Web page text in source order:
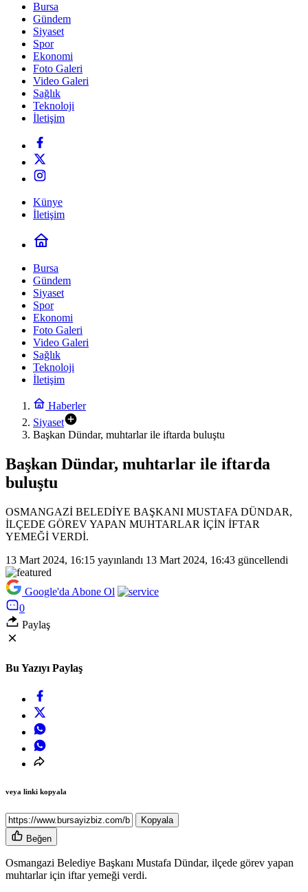
Bursa
Gündem
Siyaset
Spor
Ekonomi
Foto Galeri
Video Galeri
Sağlık
Teknoloji
İletişim
Künye
İletişim
Bursa
Gündem
Siyaset
Spor
Ekonomi
Foto Galeri
Video Galeri
Sağlık
Teknoloji
İletişim
Haberler
Siyaset
Başkan Dündar, muhtarlar ile iftarda buluştu
Başkan Dündar, muhtarlar ile iftarda
buluştu
OSMANGAZİ BELEDİYE BAŞKANI MUSTAFA DÜNDAR,
İLÇEDE GÖREV YAPAN MUHTARLAR İÇİN İFTAR
YEMEĞİ VERDİ.
13 Mart 2024, 16:15 yayınlandı 13 Mart 2024, 16:43 güncellendi
Google'da Abone Ol
0
Paylaş
Bu Yazıyı Paylaş
veya linki kopyala
Kopyala
Beğen
Osmangazi Belediye Başkanı Mustafa Dündar, ilçede görev yapan
muhtarlar için iftar yemeği verdi.